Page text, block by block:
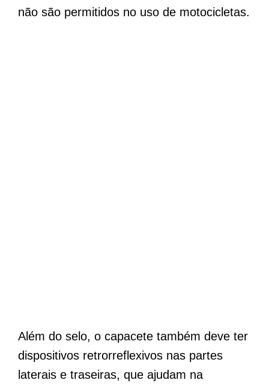
não são permitidos no uso de motocicletas.
Além do selo, o capacete também deve ter
dispositivos retrorreflexivos nas partes
laterais e traseiras, que ajudam na